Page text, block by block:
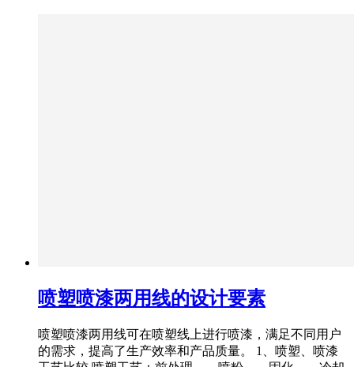
喷塑喷漆两用线的设计要素
喷塑喷漆两用线可在喷塑线上进行喷漆，满足不同用户
的需求，提高了生产效率和产品质量。 1、喷塑、喷漆